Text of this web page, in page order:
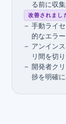
る前に収
改善されまし
手動ライ
的なエラ
アンイン
リ間を切り
開発者ク
捗を明確